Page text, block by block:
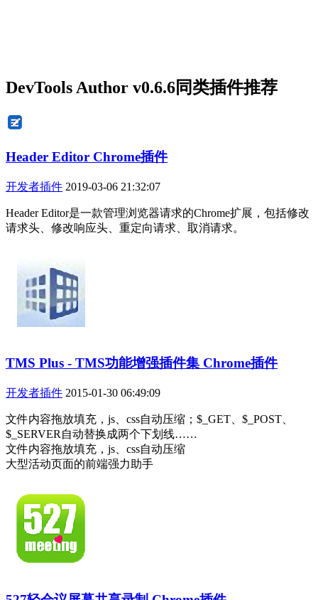
DevTools Author v0.6.6同类插件推荐
Header Editor Chrome插件
开发者插件 2019-03-06 21:32:07
Header Editor是一款管理浏览器请求的Chrome扩展，包括修改
请求头、修改响应头、重定向请求、取消请求。
TMS Plus - TMS功能增强插件集 Chrome插件
开发者插件 2015-01-30 06:49:09
文件内容拖放填充，js、css自动压缩；$_GET、$_POST、
$_SERVER自动替换成两个下划线……
文件内容拖放填充，js、css自动压缩
大型活动页面的前端强力助手